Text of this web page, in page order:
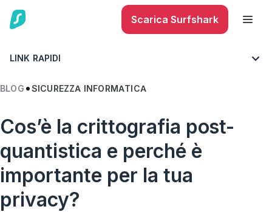
Scarica Surfshark
LINK RAPIDI
BLOG SICUREZZA INFORMATICA
Cos’è la crittografia post-
quantistica e perché è
importante per la tua
privacy?